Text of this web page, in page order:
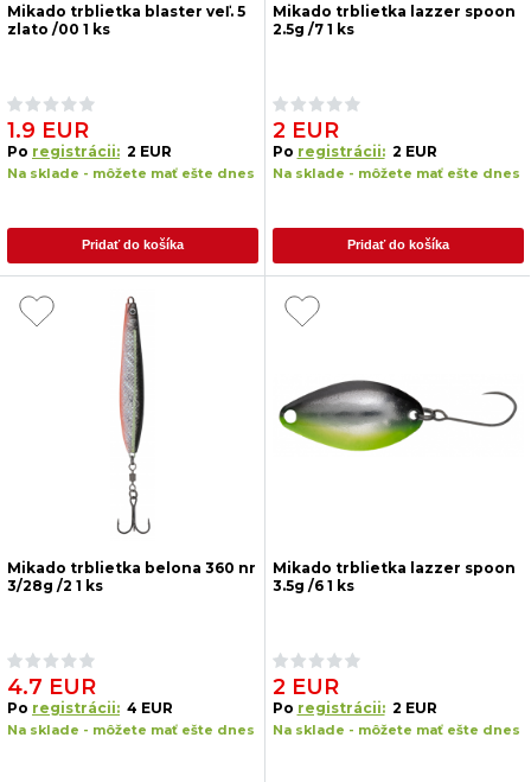
Mikado trblietka blaster veľ. 5
zlato /00 1 ks
1.9 EUR
Po registrácii: 2 EUR
Na sklade - môžete mať ešte dnes
Pridať do košíka
Mikado trblietka lazzer spoon
2.5g /7 1 ks
2 EUR
Po registrácii: 2 EUR
Na sklade - môžete mať ešte dnes
Pridať do košíka
Mikado trblietka belona 360 nr
3/28g /2 1 ks
4.7 EUR
Po registrácii: 4 EUR
Na sklade - môžete mať ešte dnes
Mikado trblietka lazzer spoon
3.5g /6 1 ks
2 EUR
Po registrácii: 2 EUR
Na sklade - môžete mať ešte dnes